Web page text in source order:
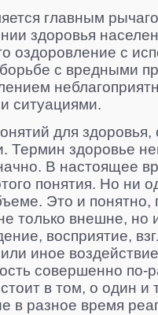
главным
здоровья
оздоровление с
борьбе с вредными
ситуациями.
для
Термин здоровье
В настоящее
понятия. Но ни
Это и понятно,
только внешне, но
восприятие,
или иное
совершенно по-
в том, о один и
в разное время